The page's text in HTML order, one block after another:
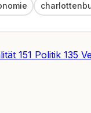
151 Politik 135